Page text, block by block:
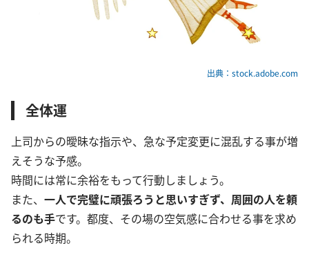
出典：stock.adobe.com
全体運
上司からの曖昧な指示や、急な予定変更に混乱する事が増
えそうな予感。
時間には常に余裕をもって行動しましょう。
また、 一人で完璧に頑張ろうと思いすぎず、周囲の人を頼
るのも手です。都度、その場の空気感に合わせる事を求め
られる時期。